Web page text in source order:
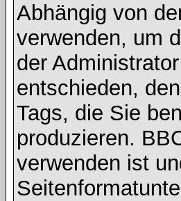
Abhängig von
verwenden, um
der
entschieden,
Tags, die Sie
produzieren.
verwenden ist